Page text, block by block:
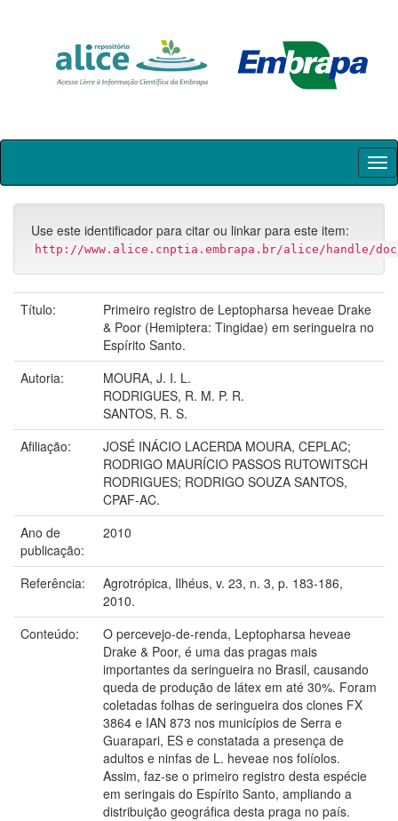
Skip
Use este identificador para citar ou linkar para este item:
http://www.alice.cnptia.embrapa.br/alice/handle/
Título:
Primeiro registro de Leptopharsa heveae Drake
& Poor (Hemiptera: Tingidae) em seringueira no
Espírito Santo.
Autoria:
MOURA, J. I. L.
RODRIGUES, R. M. P. R.
SANTOS, R. S.
Afiliação:
JOSÉ INÁCIO LACERDA MOURA, CEPLAC;
RODRIGO MAURÍCIO PASSOS RUTOWITSCH
RODRIGUES; RODRIGO SOUZA SANTOS,
CPAF-AC.
Ano de
publicação:
2010
Referência:
Agrotrópica, Ilhéus, v. 23, n. 3, p. 183-186,
2010.
Conteúdo:
O percevejo-de-renda, Leptopharsa heveae
Drake & Poor, é uma das pragas mais
importantes da seringueira no Brasil, causando
queda de produção de látex em até 30%. Foram
coletadas folhas de seringueira dos clones FX
3864 e IAN 873 nos municípios de Serra e
Guarapari, ES e constatada a presença de
adultos e ninfas de L. heveae nos folíolos.
Assim, faz-se o primeiro registro desta espécie
em seringais do Espírito Santo, ampliando a
distribuição geográfica desta praga no país.